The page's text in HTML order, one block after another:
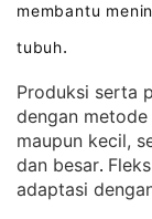
membantu
tubuh.
Produksi serta
dengan
maupun kecil,
dan besar.
adaptasi